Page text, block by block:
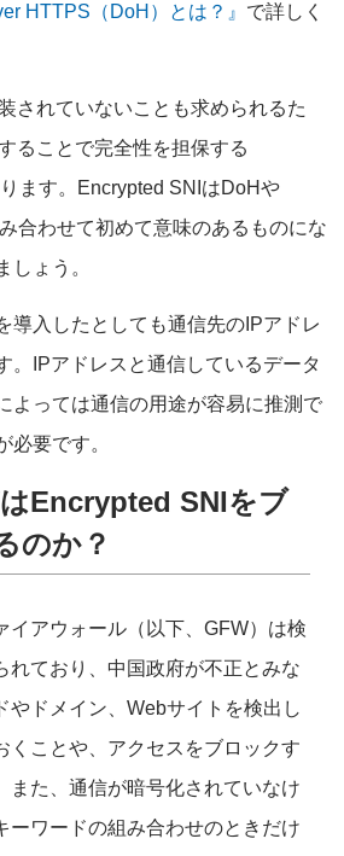
HTTPS（DoH）とは？』 で詳しく
されていないことも求められるた
ることで完全性を担保する
ます。Encrypted SNIはDoHや
合わせて初めて意味のあるものにな
しょう。
導入したとしても通信先のIPアドレ
。IPアドレスと通信しているデータ
よっては通信の用途が容易に推測で
必要です。
Encrypted SNIをブ
のか？
イアウォール（以下、GFW）は検
れており、中国政府が不正とみな
やドメイン、Webサイトを検出し
くことや、アクセスをブロックす
また、通信が暗号化されていなけ
ーワードの組み合わせのときだけ